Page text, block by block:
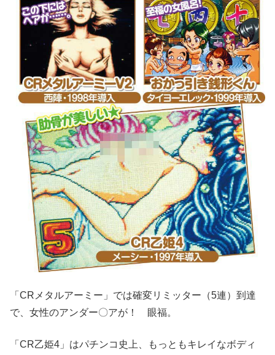
「CRメタルアーミー」では確変リミッター（5連）到達
で、女性のアンダー〇アが！ 眼福。
「CR乙姫4」はパチンコ史上、もっともキレイなボディ